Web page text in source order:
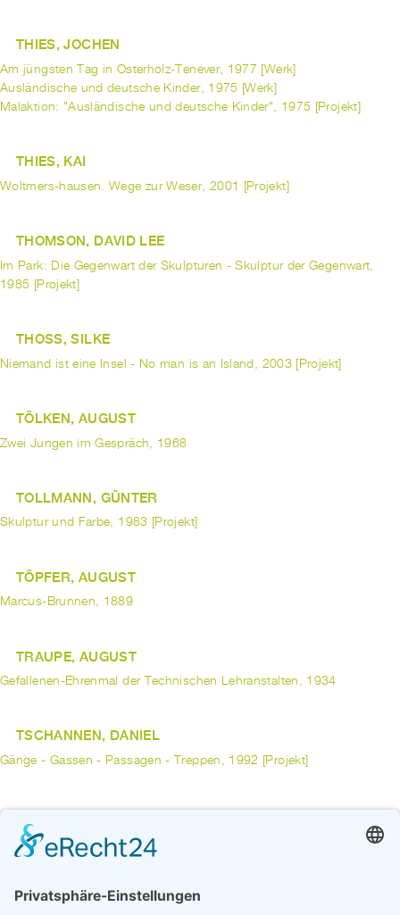
THIES, JOCHEN
Am jüngsten Tag in Osterholz-Tenever, 1977 [Werk]
Ausländische und deutsche Kinder, 1975 [Werk]
Malaktion: "Ausländische und deutsche Kinder", 1975 [Projekt]
THIES, KAI
Woltmers-hausen. Wege zur Weser, 2001 [Projekt]
THOMSON, DAVID LEE
Im Park: Die Gegenwart der Skulpturen - Skulptur der Gegenwart,
1985 [Projekt]
THOSS, SILKE
Niemand ist eine Insel - No man is an Island, 2003 [Projekt]
TÖLKEN, AUGUST
Zwei Jungen im Gespräch, 1968
TOLLMANN, GÜNTER
Skulptur und Farbe, 1983 [Projekt]
TÖPFER, AUGUST
Marcus-Brunnen, 1889
TRAUPE, AUGUST
Gefallenen-Ehrenmal der Technischen Lehranstalten, 1934
TSCHANNEN, DANIEL
Gänge - Gassen - Passagen - Treppen, 1992 [Projekt]
TUAILLON, LOUIS
Denkmal für Kaiser Friedrich III, 1905
Rosselenker, 1902